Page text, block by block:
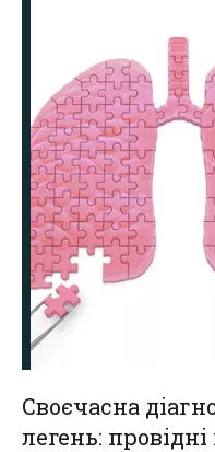
Своєчасна
легень: